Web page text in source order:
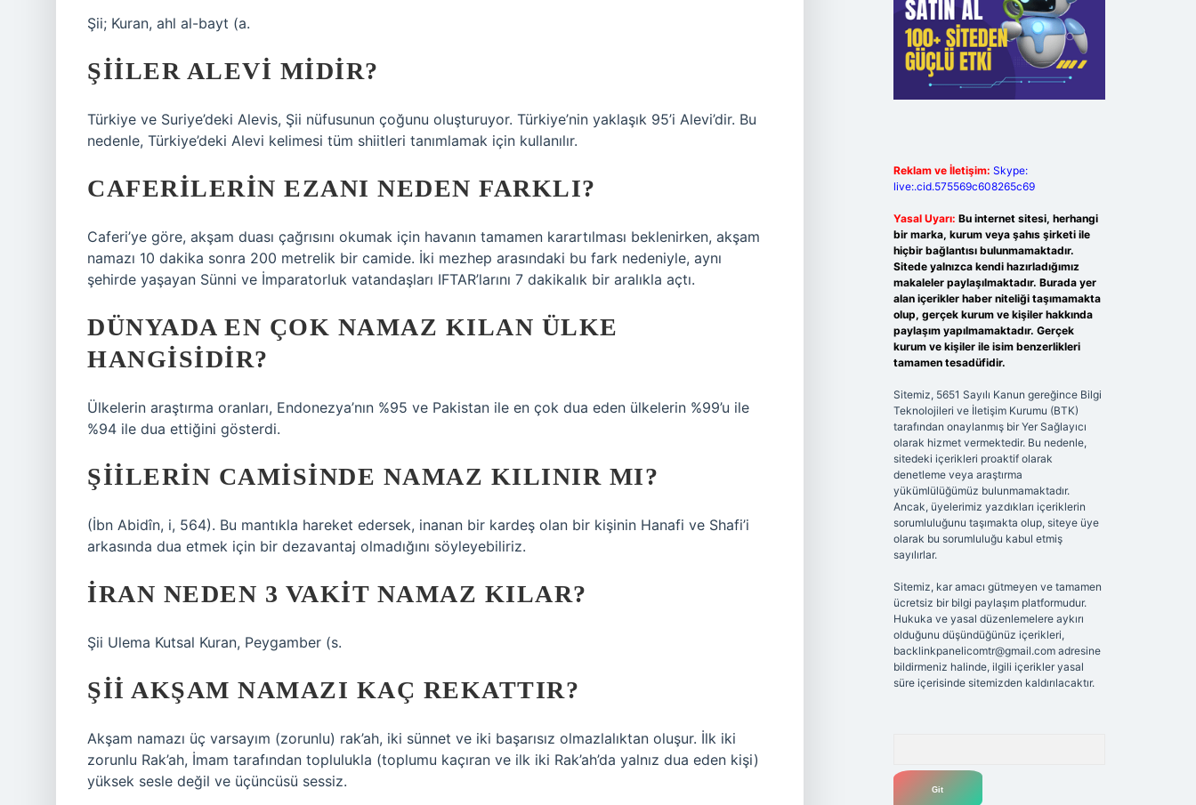
Şii; Kuran, ahl al-bayt (a.
ŞIILER ALEVI MIDIR?
Türkiye ve Suriye’deki Alevis, Şii nüfusunun çoğunu oluşturuyor. Türkiye’nin yaklaşık 95’i Alevi’dir. Bu
nedenle, Türkiye’deki Alevi kelimesi tüm shiitleri tanımlamak için kullanılır.
CAFERILERIN EZANI NEDEN FARKLI?
Caferi’ye göre, akşam duası çağrısını okumak için havanın tamamen karartılması beklenirken, akşam
namazı 10 dakika sonra 200 metrelik bir camide. İki mezhep arasındaki bu fark nedeniyle, aynı
şehirde yaşayan Sünni ve İmparatorluk vatandaşları IFTAR’larını 7 dakikalık bir aralıkla açtı.
DÜNYADA EN ÇOK NAMAZ KILAN ÜLKE
HANGISIDIR?
Ülkelerin araştırma oranları, Endonezya’nın %95 ve Pakistan ile en çok dua eden ülkelerin %99’u ile
%94 ile dua ettiğini gösterdi.
ŞIILERIN CAMISINDE NAMAZ KILINIR MI?
(İbn Abidîn, i, 564). Bu mantıkla hareket edersek, inanan bir kardeş olan bir kişinin Hanafi ve Shafi’i
arkasında dua etmek için bir dezavantaj olmadığını söyleyebiliriz.
İRAN NEDEN 3 VAKIT NAMAZ KILAR?
Şii Ulema Kutsal Kuran, Peygamber (s.
ŞII AKŞAM NAMAZI KAÇ REKATTIR?
Akşam namazı üç varsayım (zorunlu) rak’ah, iki sünnet ve iki başarısız olmazlalıktan oluşur. İlk iki
zorunlu Rak’ah, İmam tarafından toplulukla (toplumu kaçıran ve ilk iki Rak’ah’da yalnız dua eden kişi)
yüksek sesle değil ve üçüncüsü sessiz.
Reklam ve İletişim: Skype:
live:.cid.575569c608265c69
Yasal Uyarı: Bu internet sitesi, herhangi
bir marka, kurum veya şahıs şirketi ile
hiçbir bağlantısı bulunmamaktadır.
Sitede yalnızca kendi hazırladığımız
makaleler paylaşılmaktadır. Burada yer
alan içerikler haber niteliği taşımamakta
olup, gerçek kurum ve kişiler hakkında
paylaşım yapılmamaktadır. Gerçek
kurum ve kişiler ile isim benzerlikleri
tamamen tesadüfidir.
Sitemiz, 5651 Sayılı Kanun gereğince Bilgi
Teknolojileri ve İletişim Kurumu (BTK)
tarafından onaylanmış bir Yer Sağlayıcı
olarak hizmet vermektedir. Bu nedenle,
sitedeki içerikleri proaktif olarak
denetleme veya araştırma
yükümlülüğümüz bulunmamaktadır.
Ancak, üyelerimiz yazdıkları içeriklerin
sorumluluğunu taşımakta olup, siteye üye
olarak bu sorumluluğu kabul etmiş
sayılırlar.
Sitemiz, kar amacı gütmeyen ve tamamen
ücretsiz bir bilgi paylaşım platformudur.
Hukuka ve yasal düzenlemelere aykırı
olduğunu düşündüğünüz içerikleri,
backlinkpanelicomtr@gmail.comadresine
bildirmeniz halinde, ilgili içerikler yasal
süre içerisinde sitemizden kaldırılacaktır.